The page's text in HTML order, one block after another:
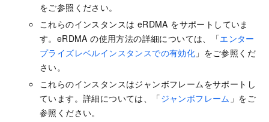
をご参照ください。
これらのインスタンスは eRDMA をサポートしていま
す。eRDMA の使用方法の詳細については、「エンター
プライズレベルインスタンスでの有効化 」をご参照くだ
さい。
これらのインスタンスはジャンボフレームをサポートし
ています。詳細については、「ジャンボフレーム 」をご
参照ください。